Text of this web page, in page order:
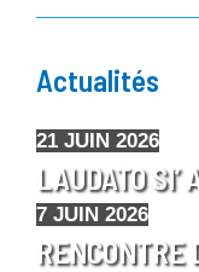
Actualités
21 JUIN 2026
LAUDATO
7 JUIN 2026
RENCONTRE